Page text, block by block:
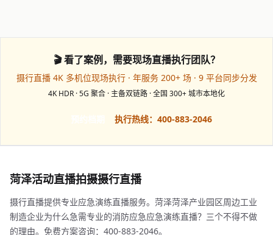
🎬 看了案例，需要现场直播执行团队？
摄行直播 4K 多机位现场执行 · 年服务 200+ 场 · 9 平台同步分发
4K HDR · 5G 聚合 · 主备双链路 · 全国 300+ 城市本地化
执行热线：400-883-2046
菏泽活动直播拍摄摄行直播
摄行直播提供专业应急演练直播服务。菏泽菏泽产业园区周边工业
制造企业为什么急需专业的消防应急应急演练直播？三个不得不做
的理由。免费方案咨询：400-883-2046。